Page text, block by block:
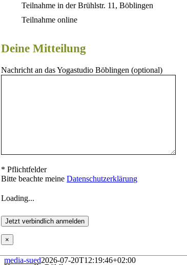
Teilnahme in der Brühlstr. 11, Böblingen
Teilnahme online
Deine Mitteilung
Nachricht an das Yogastudio Böblingen (optional)
* Pflichtfelder
Bitte beachte meineDatenschutzerklärung
Loading...
×
media-sued2026-07-20T12:19:46+02:00